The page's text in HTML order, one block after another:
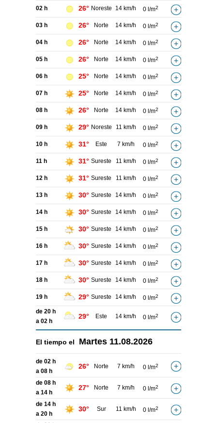
02 h 26° Noreste 14 km/h 0 l/m2
03 h 26° Norte 14 km/h 0 l/m2
04 h 26° Norte 14 km/h 0 l/m2
05 h 26° Norte 14 km/h 0 l/m2
06 h 25° Norte 14 km/h 0 l/m2
07 h 25° Norte 14 km/h 0 l/m2
08 h 26° Norte 14 km/h 0 l/m2
09 h 29° Noreste 11 km/h 0 l/m2
10 h 31° Este 7 km/h 0 l/m2
11 h 31° Sureste 11 km/h 0 l/m2
12 h 31° Sureste 11 km/h 0 l/m2
13 h 30° Sureste 14 km/h 0 l/m2
14 h 30° Sureste 14 km/h 0 l/m2
15 h 30° Sureste 14 km/h 0 l/m2
16 h 30° Sureste 14 km/h 0 l/m2
17 h 30° Sureste 14 km/h 0 l/m2
18 h 30° Sureste 14 km/h 0 l/m2
19 h 29° Sureste 14 km/h 0 l/m2
de 20 h
a 02 h
29° Este 14 km/h 0 l/m2
El tiempo el Martes 11.08.2026
de 02 h
a 08 h
26° Norte 7 km/h 0 l/m2
de 08 h
a 14 h
27° Norte 7 km/h 0 l/m2
de 14 h
a 20 h
30° Sur 11 km/h 0 l/m2